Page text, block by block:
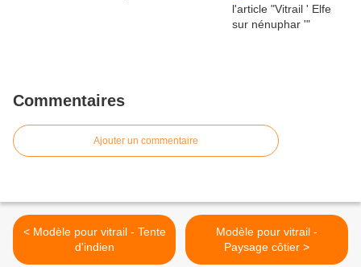
Commentaires
Ajouter un commentaire
< Modèle pour vitrail - Tente
d'indien
Modèle pour vitrail -
Paysage côtier >